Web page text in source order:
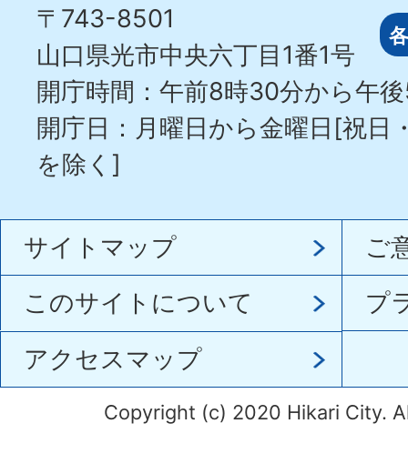
〒743-8501
山口県光市中央六丁目1番1号
開庁時間：午前8時30分から午
開庁日：月曜日から金曜日[祝日
を除く]
サイトマップ
ご
このサイトについて
プ
アクセスマップ
Copyright (c) 2020 Hikari City.